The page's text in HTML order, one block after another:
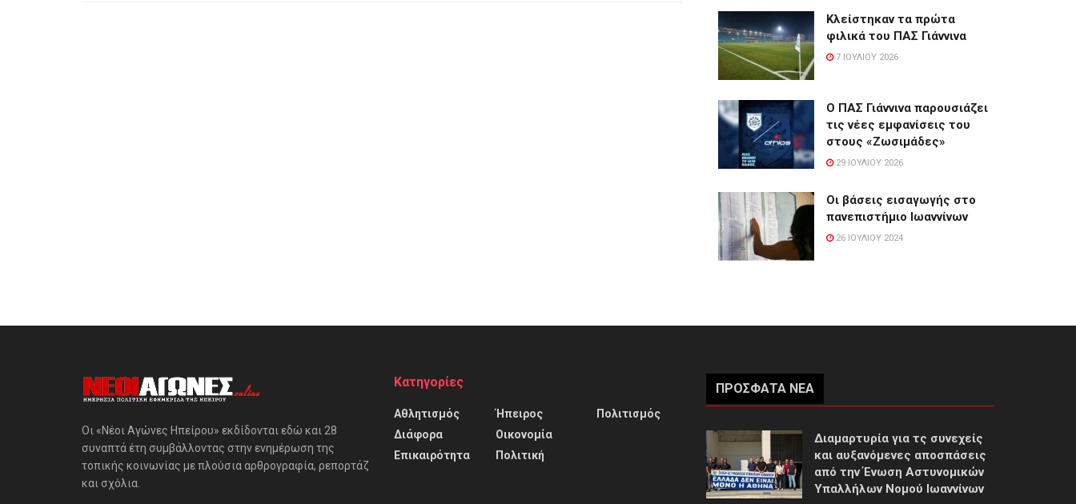
Κλείστηκαν τα πρώτα
φιλικά του ΠΑΣ Γιάννινα
7 ΙΟΥΛΊΟΥ 2026
Ο ΠΑΣ Γιάννινα παρουσιάζει
τις νέες εμφανίσεις του
στους «Ζωσιμάδες»
29 ΙΟΥΛΊΟΥ 2026
Οι βάσεις εισαγωγής στο
πανεπιστήμιο Ιωαννίνων
26 ΙΟΥΛΊΟΥ 2024
Οι «Νέοι Αγώνες Ηπείρου» εκδίδονται εδώ και 28
συναπτά έτη συμβάλλοντας στην ενημέρωση της
τοπικής κοινωνίας με πλούσια αρθρογραφία, ρεπορτάζ
και σχόλια.
Κατηγορίες
Αθλητισμός
Διάφορα
Επικαιρότητα
Ήπειρος
Οικονομία
Πολιτική
Πολιτισμός
ΠΡΌΣΦΑΤΑ ΝΈΑ
Διαμαρτυρία για τς συνεχείς
και αυξανόμενες αποσπάσεις
από την Ένωση Αστυνομικών
Υπαλλήλων Νομού Ιωαννίνων